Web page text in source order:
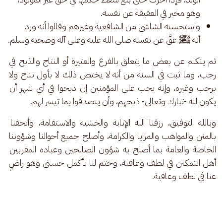
وهو مخير في العقيقة عن نفسه.
واستحسنه الشاشي من الشافعية وغيرهم وقالوا أنه ورد
أنه ﷺ عقَّ عن نفسه صلى الله عليه وعلى آله وصحبه وسلم.
ثم يتكلم عن بعض ما يتعلق بالفرع والعتيرة أو النتاج والذبح في
رجب، وما ثبت في السنة من أنه لا يختص ذلك لا بأول نتاج ولا
برجب وغيره، وإنه يجب على المؤمنين إن ذبحوا في أي شهر أن
يكون لله -تبارك وتعالى- ذبحهم، وأن يتصدقوا بما تيسر لهم.
وبالله التوفيق، رزقنا الله الإنابة والخشية والاستقامة، وأتحفنا
بالمنن والمواهب والمزايا والكرامة، وأصلح جميع أحوالنا وشؤوننا
الخاصة والعامة بما أصلح به شؤون الصالحين وعباده المقربين
أهل التمكين في لطف وعافية، وختم لنا بأكمل حسنى وهو راضٍ
عنا في لطف وعافية.